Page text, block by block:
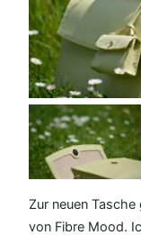
Zur neuen
von Fibre Mood.